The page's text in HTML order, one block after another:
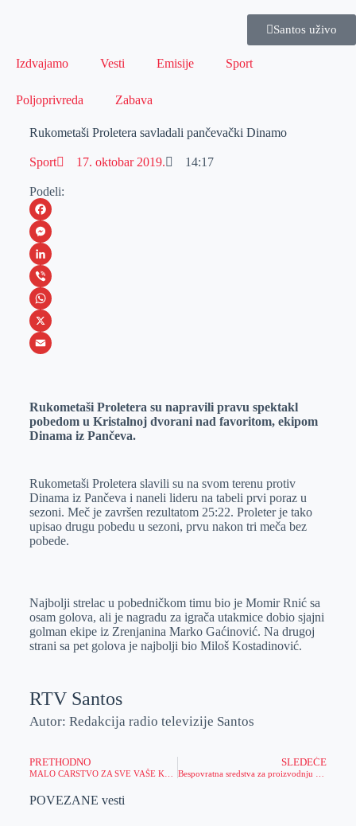
Santos uživo
Izdvajamo Vesti Emisije Sport
Poljoprivreda Zabava
Rukometaši Proletera savladali pančevački Dinamo
Sport 17. oktobar 2019. 14:17
Podeli:
F
a
c
e
b
o
M
e
s
s
e
e
r
L
i
n
k
I
n
V
i
b
W
h
s
A
p
X
a
i
Rukometaši Proletera su napravili pravu spektakl
pobedom u Kristalnoj dvorani nad favoritom, ekipom
Dinama iz Pančeva.
Rukometaši Proletera slavili su na svom terenu protiv
Dinama iz Pančeva i naneli lideru na tabeli prvi poraz u
sezoni. Meč je završen rezultatom 25:22. Proleter je tako
upisao drugu pobedu u sezoni, prvu nakon tri meča bez
pobede.
Najbolji strelac u pobedničkom timu bio je Momir Rnić sa
osam golova, ali je nagradu za igrača utakmice dobio sjajni
golman ekipe iz Zrenjanina Marko Gaćinović. Na drugoj
strani sa pet golova je najbolji bio Miloš Kostadinović.
RTV Santos
Autor: Redakcija radio televizije Santos
PRETHODNO SLEDEĆE
POVEZANE vesti